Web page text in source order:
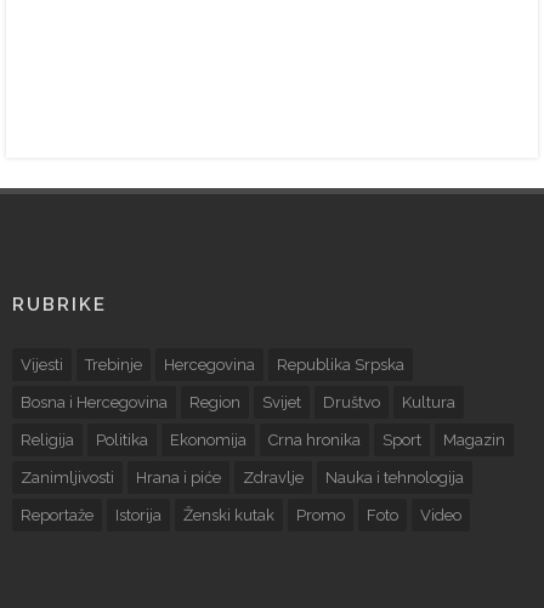
RUBRIKE
Vijesti Trebinje Hercegovina Republika Srpska
Bosna i Hercegovina Region Svijet Društvo Kultura
Religija Politika Ekonomija Crna hronika Sport Magazin
Zanimljivosti Hrana i piće Zdravlje Nauka i tehnologija
Reportaže Istorija Ženski kutak Promo Foto Video